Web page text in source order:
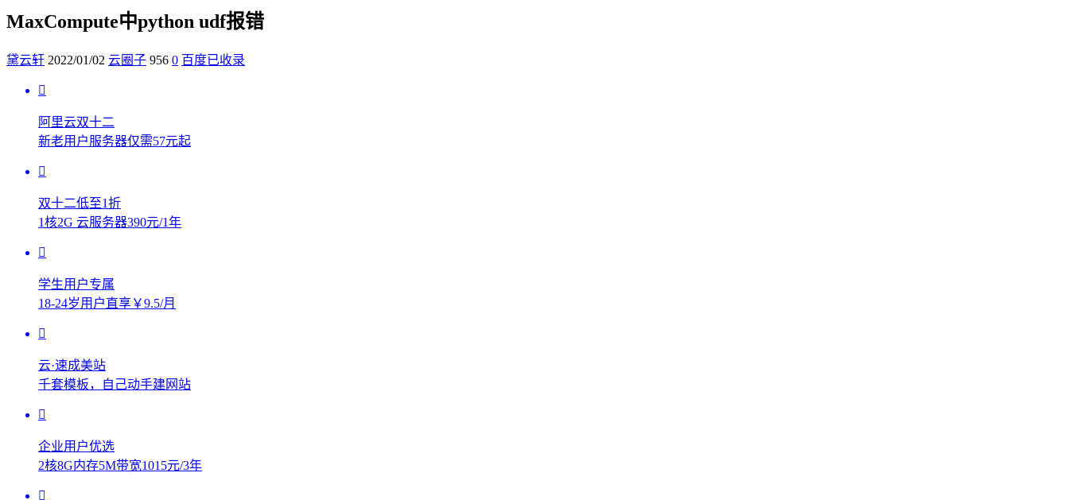
MaxCompute中python udf报错
黛云轩 2022/01/02 云圈子 956 0 百度已收录
阿里云双十二
新老用户服务器仅需57元起
双十二低至1折
1核2G 云服务器390元/1年
学生用户专属
18-24岁用户直享￥9.5/月
云·速成美站
千套模板，自己动手建网站
企业用户优选
2核8G内存5M带宽1015元/3年